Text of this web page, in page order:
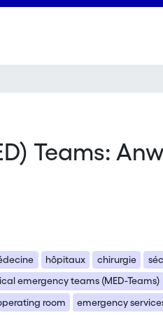
Teams:
hôpitaux chirurgie
emergency teams (MED-Teams)
room emergency